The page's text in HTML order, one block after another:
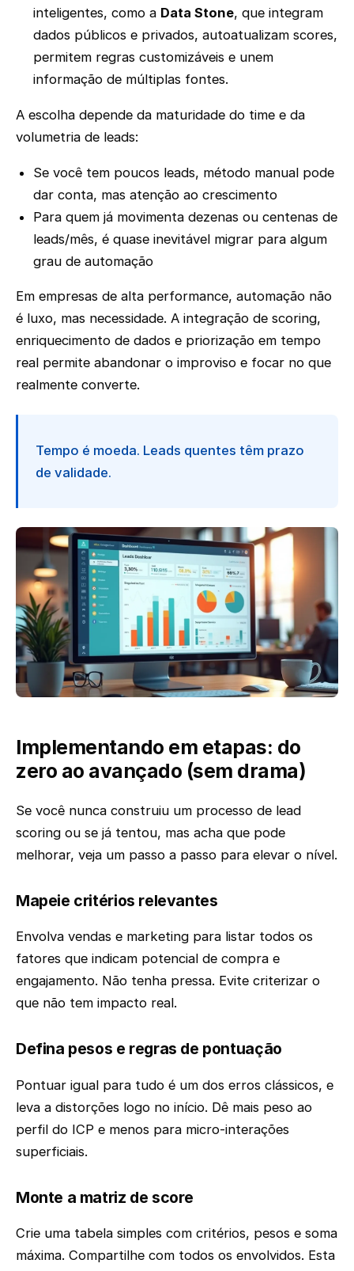
inteligentes, como a Data Stone, que integram
dados públicos e privados, autoatualizam scores,
permitem regras customizáveis e unem
informação de múltiplas fontes.
A escolha depende da maturidade do time e da
volumetria de leads:
Se você tem poucos leads, método manual pode
dar conta, mas atenção ao crescimento
Para quem já movimenta dezenas ou centenas de
leads/mês, é quase inevitável migrar para algum
grau de automação
Em empresas de alta performance, automação não
é luxo, mas necessidade. A integração de scoring,
enriquecimento de dados e priorização em tempo
real permite abandonar o improviso e focar no que
realmente converte.
Tempo é moeda. Leads quentes têm prazo
de validade.
Implementando em etapas: do
zero ao avançado (sem drama)
Se você nunca construiu um processo de lead
scoring ou se já tentou, mas acha que pode
melhorar, veja um passo a passo para elevar o nível.
Mapeie critérios relevantes
Envolva vendas e marketing para listar todos os
fatores que indicam potencial de compra e
engajamento. Não tenha pressa. Evite criterizar o
que não tem impacto real.
Defina pesos e regras de pontuação
Pontuar igual para tudo é um dos erros clássicos, e
leva a distorções logo no início. Dê mais peso ao
perfil do ICP e menos para micro-interações
superficiais.
Monte a matriz de score
Crie uma tabela simples com critérios, pesos e soma
máxima. Compartilhe com todos os envolvidos. Esta